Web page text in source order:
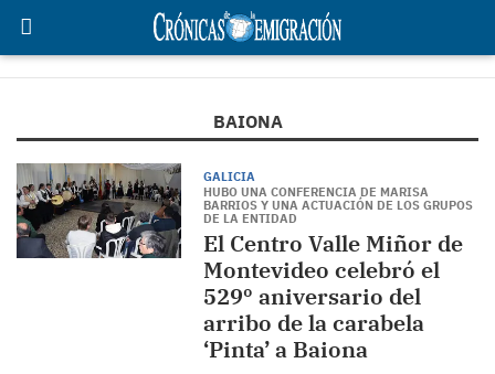
BAIONA
GALICIA
HUBO UNA CONFERENCIA DE MARISA
BARRIOS Y UNA ACTUACIÓN DE LOS GRUPOS
DE LA ENTIDAD
El Centro Valle Miñor de
Montevideo celebró el
529º aniversario del
arribo de la carabela
‘Pinta’ a Baiona